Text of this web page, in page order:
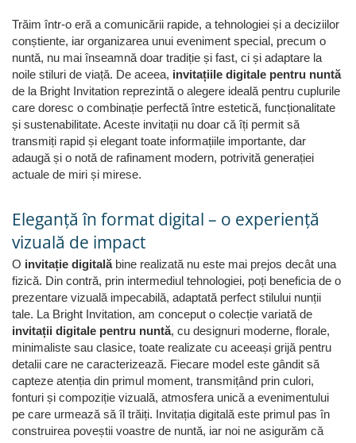
Trăim într-o eră a comunicării rapide, a tehnologiei și a deciziilor
conștiente, iar organizarea unui eveniment special, precum o
nuntă, nu mai înseamnă doar tradiție și fast, ci și adaptare la
noile stiluri de viață. De aceea, invitațiile digitale pentru nuntă
de la Bright Invitation reprezintă o alegere ideală pentru cuplurile
care doresc o combinație perfectă între estetică, funcționalitate
și sustenabilitate. Aceste invitații nu doar că îți permit să
transmiți rapid și elegant toate informațiile importante, dar
adaugă și o notă de rafinament modern, potrivită generației
actuale de miri și mirese.
Eleganță în format digital – o experiență
vizuală de impact
O invitație digitalăbine realizată nu este mai prejos decât una
fizică. Din contră, prin intermediul tehnologiei, poți beneficia de o
prezentare vizuală impecabilă, adaptată perfect stilului nunții
tale. La Bright Invitation, am conceput o colecție variată de
invitații digitale pentru nuntă, cu designuri moderne, florale,
minimaliste sau clasice, toate realizate cu aceeași grijă pentru
detalii care ne caracterizează. Fiecare model este gândit să
capteze atenția din primul moment, transmițând prin culori,
fonturi și compoziție vizuală, atmosfera unică a evenimentului
pe care urmează să îl trăiți. Invitația digitală este primul pas în
construirea poveștii voastre de nuntă, iar noi ne asigurăm că